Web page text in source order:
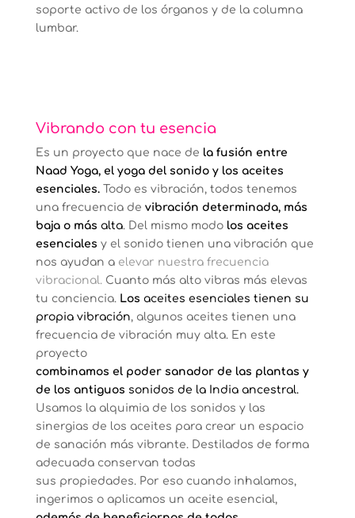
soporte activo de los órganos y de la columna
lumbar.
Vibrando con tu esencia
Es un proyecto que nace de la fusión entre
Naad Yoga, el yoga del sonido y los aceites
esenciales. Todo es vibración, todos tenemos
una frecuencia de vibración determinada, más
baja o más alta. Del mismo modo los aceites
esenciales y el sonido tienen una vibración que
nos ayudan a elevar nuestra frecuencia
vibracional.Cuanto más alto vibras más elevas
tu conciencia. Los aceites esenciales tienen su
propia vibración, algunos aceites tienen una
frecuencia de vibración muy alta. En este
proyecto
combinamos el poder sanador de las plantas y
de los antiguos sonidos de la India ancestral.
Usamos la alquimia de los sonidos y las
sinergias de los aceites para crear un espacio
de sanación más vibrante. Destilados de forma
adecuada conservan todas
sus propiedades. Por eso cuando inhalamos,
ingerimos o aplicamos un aceite esencial,